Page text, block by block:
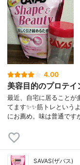
4.00
美容目的のプロテイ
最近、自宅に居ることが
てます✨✨筋トレという
にお薦め。味は普通です
SAVAS(ザバス)